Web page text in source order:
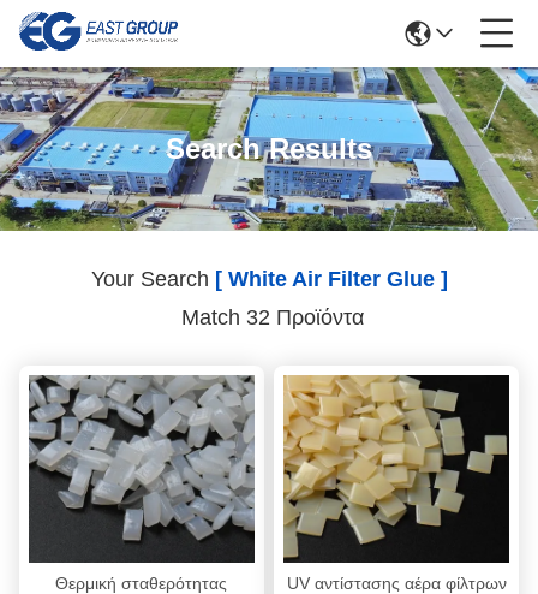
Search Results
Your Search [ White Air Filter Glue ]
Match 32 Προϊόντα
Θερμική σταθερότητας
UV αντίστασης αέρα φίλτρων